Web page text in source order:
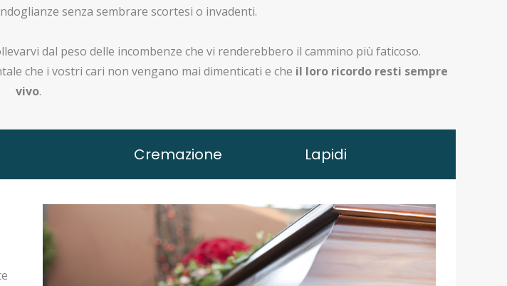
senza sembrare scortesi o invadenti.
dal peso delle incombenze che vi renderebbero il cammino più faticoso.
che i vostri cari non vengano mai dimenticati e che il loro ricordo resti sempre
vivo.
Cremazione Lapidi